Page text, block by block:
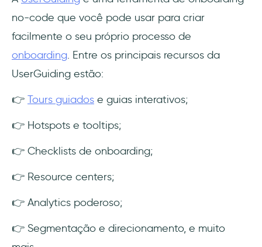
no-code que você pode usar para criar
facilmente o seu próprio processo de
onboarding. Entre os principais recursos da
UserGuiding estão:
👉 Tours guiados e guias interativos;
👉 Hotspots e tooltips;
👉 Checklists de onboarding;
👉 Resource centers;
👉 Analytics poderoso;
👉 Segmentação e direcionamento, e muito